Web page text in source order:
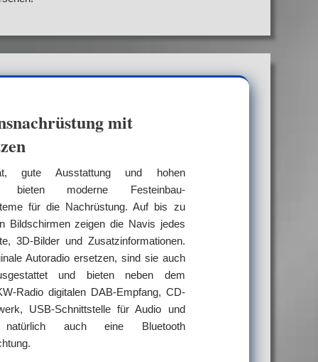
mit
gute Ausstattung und hohen
bieten moderne Festeinbau-
für die Nachrüstung. Auf bis zu
Bildschirmen zeigen die Navis jedes
3D-Bilder und Zusatzinformationen.
Autoradio ersetzen, sind sie auch
und bieten neben dem
Radio digitalen DAB-Empfang, CD-
USB-Schnittstelle für Audio und
auch eine Bluetooth